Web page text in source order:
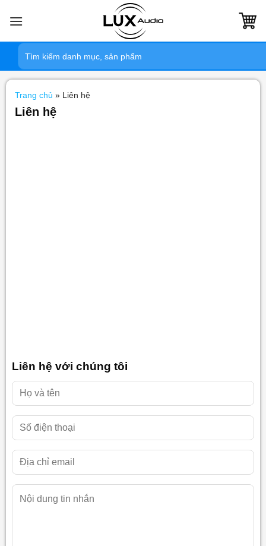
qua
Tìm
kiếm:
Trang chủ » Liên hệ
Liên hệ
Liên hệ với chúng tôi